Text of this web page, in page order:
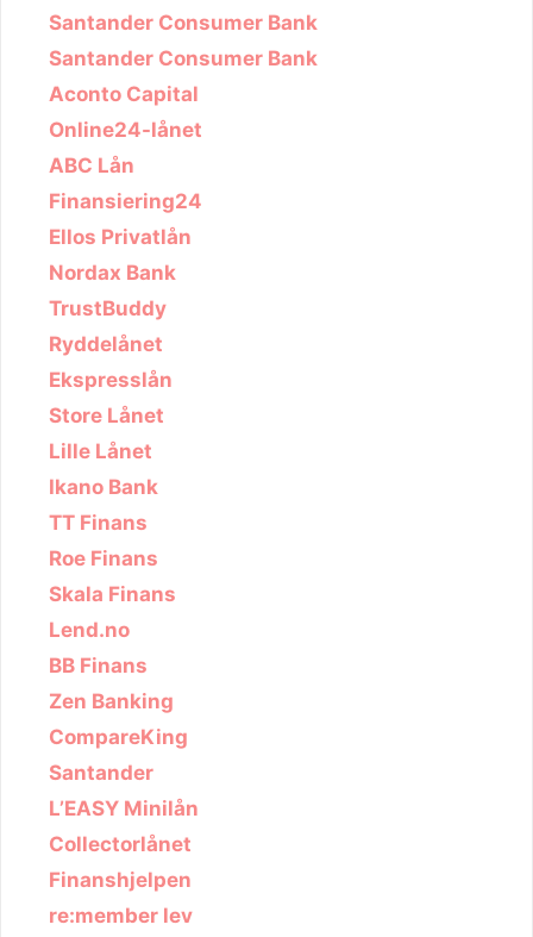
Santander Consumer Bank
Santander Consumer Bank
Aconto Capital
Online24-lånet
ABC Lån
Finansiering24
Ellos Privatlån
Nordax Bank
TrustBuddy
Ryddelånet
Ekspresslån
Store Lånet
Lille Lånet
Ikano Bank
TT Finans
Roe Finans
Skala Finans
Lend.no
BB Finans
Zen Banking
CompareKing
Santander
L’EASY Minilån
Collectorlånet
Finanshjelpen
re:member lev